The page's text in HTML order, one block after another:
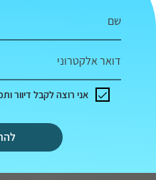
שם
דואר אלקטרוני
אני רוצה לקבל דיוור